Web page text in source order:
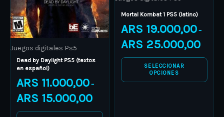
Juegos digitales Ps5
Dead by Daylight PS5 (textos
en español)
ARS 11.000,00 –
ARS 15.000,00
options
may
be
chosen
on
the
product
Mortal Kombat 1 PS5 (latino)
ARS 19.000,00 –
ARS 25.000,00
SELECCIONAR
OPCIONES
be
chosen
on
the